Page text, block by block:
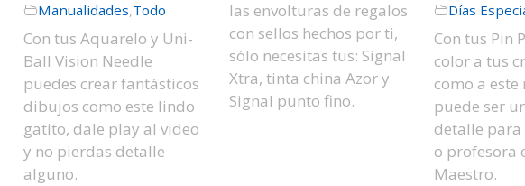
Manualidades,Todo
Con tus Aquarelo y Uni-
Ball Vision Needle
puedes crear fantásticos
dibujos como este lindo
gatito, dale play al video
y no pierdas detalle
alguno.
las envolturas de regalos
con sellos hechos por ti,
sólo necesitas tus: Signal
Xtra, tinta china Azor y
Signal punto fino.
Días
Con tus Pin
color a tus
como a
puede ser
detalle
o profesora
Maestro.